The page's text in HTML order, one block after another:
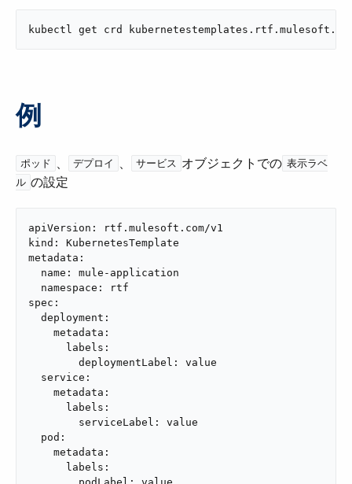
kubectl get crd
例
ポッド ​、​ デプロイ ​、​ サービス ​オブジェクトでの​ 表示ラベ
ル ​の設定
apiVersion: rtf.mulesoft.com/v1
kind: KubernetesTemplate
metadata:
  name: mule-application
  namespace: rtf
spec:
  deployment:
    metadata:
      labels:
        deploymentLabel: value
  service:
    metadata:
      labels:
        serviceLabel: value
  pod:
    metadata:
      labels: